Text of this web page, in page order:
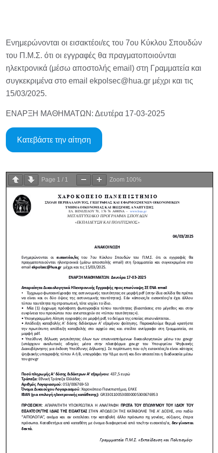
Ενημερώνονται οι εισακτέοι/ες του 7ου Κύκλου Σπουδών
του Π.Μ.Σ. ότι οι εγγραφές θα πραγματοποιούνται
ηλεκτρονικά (μέσω αποστολής email) στη Γραμματεία και
συγκεκριμένα στο email ekpolsec@hua.gr μέχρι και τις
15/03/2025.
ΕΝΑΡΞΗ ΜΑΘΗΜΑΤΩΝ: Δευτέρα 17-03-2025
Κατεβάστε την αίτηση
Page 1 / 1 Zoom 100%